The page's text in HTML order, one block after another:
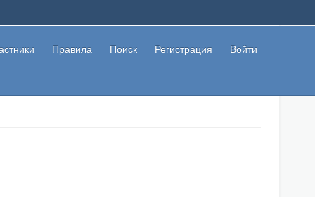
Правила Поиск Регистрация Войти